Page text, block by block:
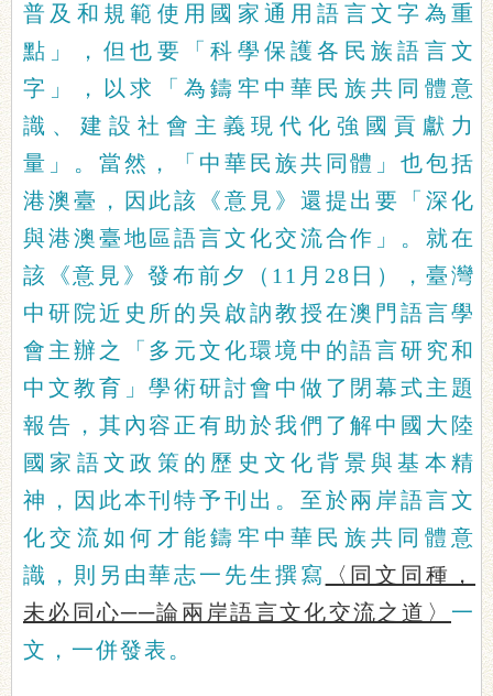
普及和規範使用國家通用語言文字為重
點」，但也要「科學保護各民族語言文
字」，以求「為鑄牢中華民族共同體意
識、建設社會主義現代化強國貢獻力
量」。當然，「中華民族共同體」也包括
港澳臺，因此該《意見》還提出要「深化
與港澳臺地區語言文化交流合作」。就在
該《意見》發布前夕（11月28日），臺灣
中研院近史所的吳啟訥教授在澳門語言學
會主辦之「多元文化環境中的語言研究和
中文教育」學術研討會中做了閉幕式主題
報告，其內容正有助於我們了解中國大陸
國家語文政策的歷史文化背景與基本精
神，因此本刊特予刊出。至於兩岸語言文
化交流如何才能鑄牢中華民族共同體意
識，則另由華志一先生撰寫
〈同文同種，
未必同心──論兩岸語言文化交流之道〉 一
文，一併發表。